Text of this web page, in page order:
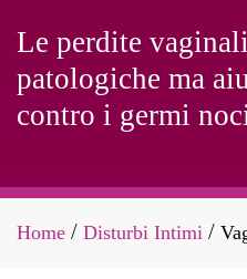
Le perdite
patologiche ma
contro i germi
potrebbero
Home / Disturbi Intimi /